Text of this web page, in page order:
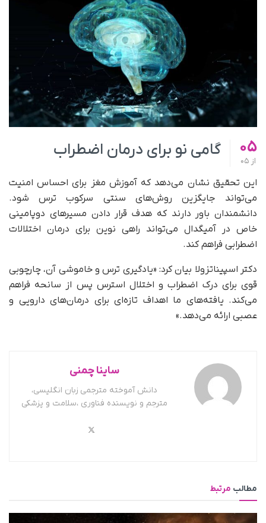
05
از
گامی نو برای درمان اضطراب
این تحقیق نشان می‌دهد که آموزش مغز برای احساس امنیت
می‌تواند جایگزین روش‌های سنتی سرکوب ترس شود.
دانشمندان باور دارند که هدف قرار دادن مسیرهای دوپامینی
خاص در آمیگدال می‌تواند راهی نوین برای درمان اختلالات
اضطرابی فراهم کند.
دکتر اسپیناتزولا بیان کرد: «یادگیری ترس و خاموشی آن، چارچوبی
قوی برای درک اضطراب و اختلال استرس پس از سانحه فراهم
می‌کند. یافته‌های ما اهداف تازه‌ای برای درمان‌های دارویی و
عصبی ارائه می‌دهد.»
ساینا چمنی
دانش آموخته مترجمی زبان انگلیسی،
مترجم و نویسنده فناوری ،سلامت و پزشکی
مطالب مرتبط